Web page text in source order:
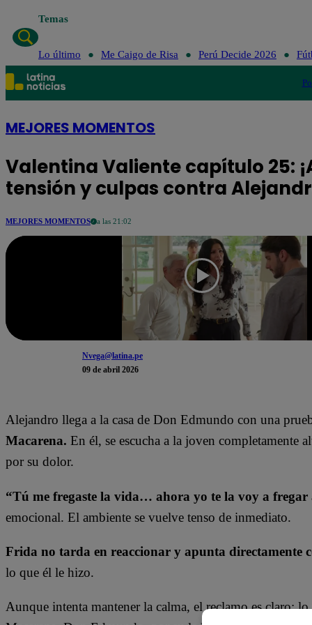
Temas
Lo último Me Caigo de Risa Perú Decide 2026
MEJORES MOMENTOS
Valentina Valiente capítulo 25:
tensión y culpas contra
MEJORES MOMENTOS a las 21:02
Nvega@latina.pe
09 de abril 2026
Alejandro llega a la casa de Don Edmundo con una
Macarena. En él, se escucha a la joven completamente
por su dolor.
“Tú me fregaste la vida… ahora yo te la voy a fregar
emocional. El ambiente se vuelve tenso de inmediato.
Frida no tarda en reaccionar y apunta directamente
lo que él le hizo.
Aunque intenta mantener la calma, el reclamo es claro: